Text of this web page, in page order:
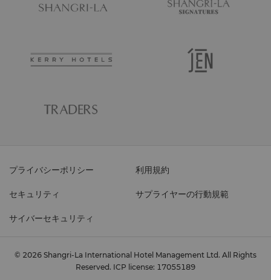
プライバシーポリシー 利用規約
セキュリティ サプライヤーの行動規範
サイバーセキュリティ
© 2026 Shangri-La International Hotel Management Ltd. All Rights
Reserved. ICP license: 17055189